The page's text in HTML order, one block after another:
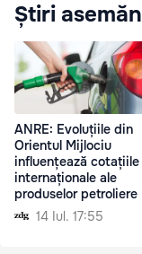
Știri
ANRE: Evoluțiile din
Orientul Mijlociu
influențează cotațiile
internaționale ale
produselor petroliere
14 Iul. 17:55